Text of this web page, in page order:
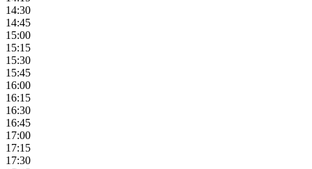
14:30
14:45
15:00
15:15
15:30
15:45
16:00
16:15
16:30
16:45
17:00
17:15
17:30